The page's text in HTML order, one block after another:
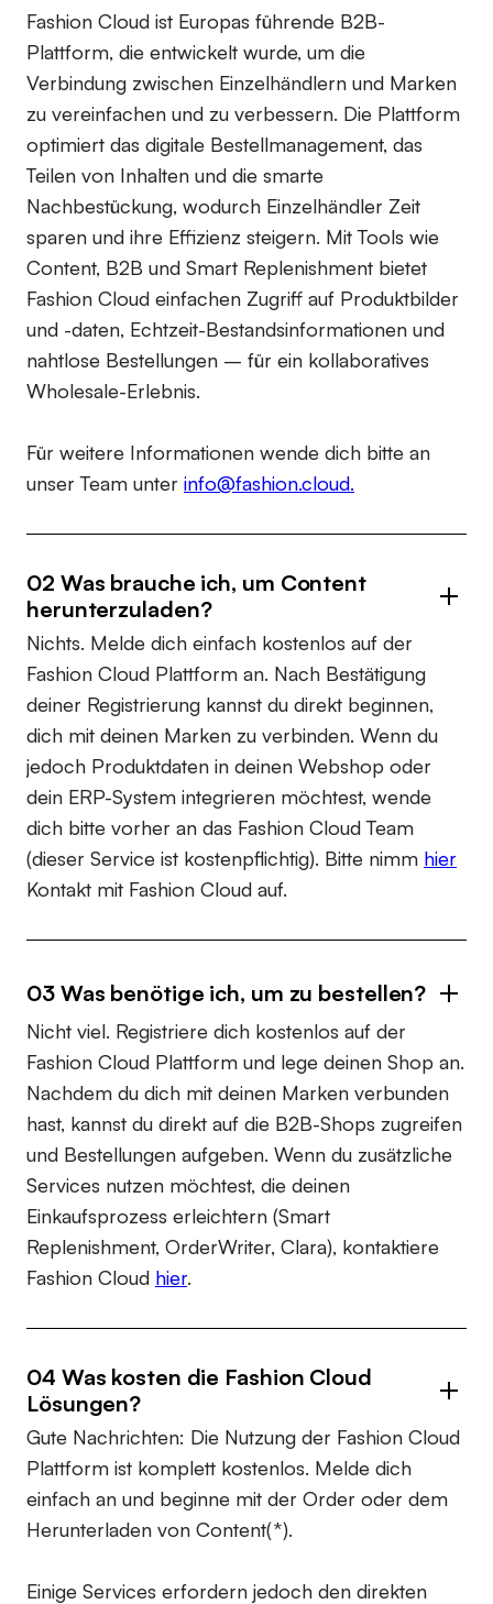
Fashion Cloud ist Europas führende B2B-
Plattform, die entwickelt wurde, um die
Verbindung zwischen Einzelhändlern und Marken
zu vereinfachen und zu verbessern. Die Plattform
optimiert das digitale Bestellmanagement, das
Teilen von Inhalten und die smarte
Nachbestückung, wodurch Einzelhändler Zeit
sparen und ihre Effizienz steigern. Mit Tools wie
Content, B2B und Smart Replenishment bietet
Fashion Cloud einfachen Zugriff auf Produktbilder
und -daten, Echtzeit-Bestandsinformationen und
nahtlose Bestellungen – für ein kollaboratives
Wholesale-Erlebnis.
Für weitere Informationen wende dich bitte an
unser Team unter info@fashion.cloud.
02 Was brauche ich, um Content
herunterzuladen?
Nichts. Melde dich einfach kostenlos auf der
Fashion Cloud Plattform an. Nach Bestätigung
deiner Registrierung kannst du direkt beginnen,
dich mit deinen Marken zu verbinden. Wenn du
jedoch Produktdaten in deinen Webshop oder
dein ERP-System integrieren möchtest, wende
dich bitte vorher an das Fashion Cloud Team
(dieser Service ist kostenpflichtig). Bitte nimm hier
Kontakt mit Fashion Cloud auf.
03 Was benötige ich, um zu bestellen?
Nicht viel. Registriere dich kostenlos auf der
Fashion Cloud Plattform und lege deinen Shop an.
Nachdem du dich mit deinen Marken verbunden
hast, kannst du direkt auf die B2B-Shops zugreifen
und Bestellungen aufgeben. Wenn du zusätzliche
Services nutzen möchtest, die deinen
Einkaufsprozess erleichtern (Smart
Replenishment, OrderWriter, Clara), kontaktiere
Fashion Cloud hier.
04 Was kosten die Fashion Cloud
Lösungen?
Gute Nachrichten: Die Nutzung der Fashion Cloud
Plattform ist komplett kostenlos. Melde dich
einfach an und beginne mit der Order oder dem
Herunterladen von Content(*).
Einige Services erfordern jedoch den direkten